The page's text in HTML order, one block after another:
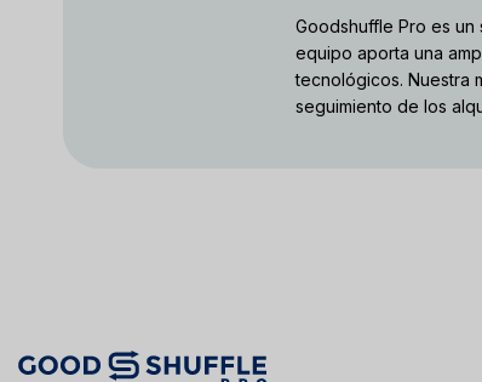
Goodshuffle Pro es
equipo aporta una
tecnológicos. Nuestra
seguimiento de los